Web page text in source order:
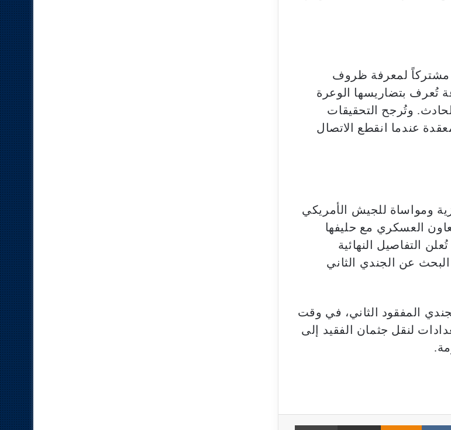
مشتركاً لمعرفة ظروف
تُعرف بتضاريسها الوعرة
وتُرجح التحقيقات
عندما انقطع الاتصال
ومواساة للجيش الأمريكي
العسكري مع حليفها
التفاصيل النهائية
البحث عن الجندي الثاني
المفقود الثاني، في وقت
لنقل جثمان الفقيد إلى
VKontakte
Odnoklassniki
Share via Email
Print